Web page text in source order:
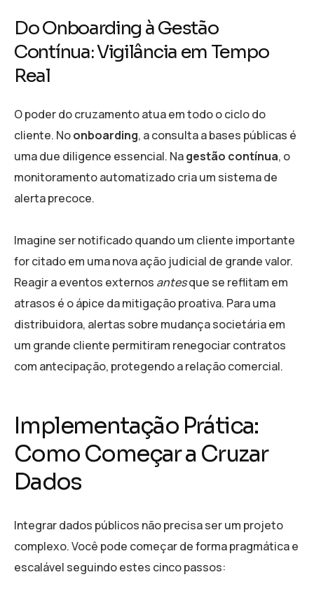
Do Onboarding à Gestão
Contínua: Vigilância em Tempo
Real
O poder do cruzamento atua em todo o ciclo do
cliente. Noonboarding, a consulta a bases públicas é
uma due diligence essencial. Nagestão contínua, o
monitoramento automatizado cria um sistema de
alerta precoce.
Imagine ser notificado quando um cliente importante
for citado em uma nova ação judicial de grande valor.
Reagir a eventos externos antesque se reflitam em
atrasos é o ápice da mitigação proativa. Para uma
distribuidora, alertas sobre mudança societária em
um grande cliente permitiram renegociar contratos
com antecipação, protegendo a relação comercial.
Implementação Prática:
Como Começar a Cruzar
Dados
Integrar dados públicos não precisa ser um projeto
complexo. Você pode começar de forma pragmática e
escalável seguindo estes cinco passos: